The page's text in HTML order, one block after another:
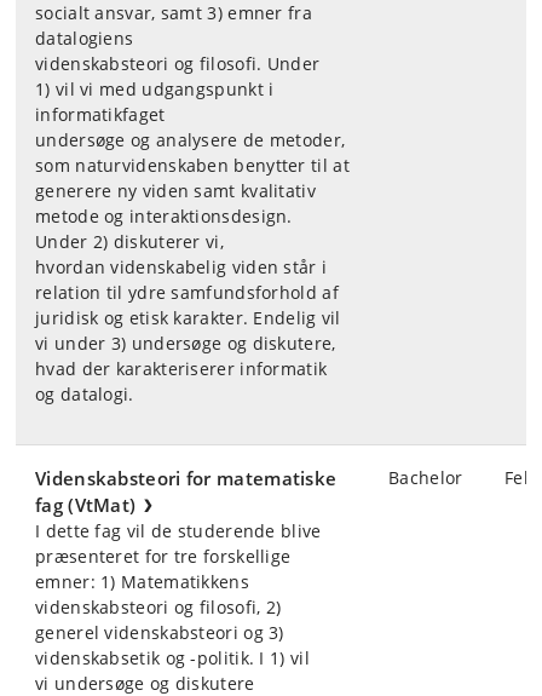
socialt ansvar, samt 3) emner fra
datalogiens
videnskabsteori og filosofi. Under
1) vil vi med udgangspunkt i
informatikfaget
undersøge og analysere de metoder,
som naturvidenskaben benytter til at
generere ny viden samt kvalitativ
metode og interaktionsdesign.
Under 2) diskuterer vi,
hvordan videnskabelig viden står i
relation til ydre samfundsforhold af
juridisk og etisk karakter. Endelig vil
vi under 3) undersøge og diskutere,
hvad der karakteriserer informatik
og datalogi.
Videnskabsteori for matematiske
fag (VtMat)
I dette fag vil de studerende blive
præsenteret for tre forskellige
emner: 1) Matematikkens
videnskabsteori og filosofi, 2)
generel videnskabsteori og 3)
videnskabsetik og -politik. I 1) vil
vi undersøge og diskutere
Bachelor